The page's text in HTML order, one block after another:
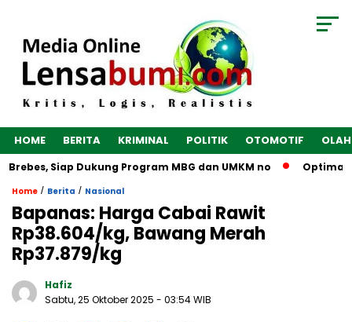
HOME BERITA KRIMINAL POLITIK OTOMOTIF
Siap Dukung Program MBG dan UMKM no Optimalkan
Home / Berita / Nasional
Bapanas: Harga Cabai Rawit
Rp38.604/kg, Bawang Merah
Rp37.879/kg
Hafiz
Sabtu, 25 Oktober 2025 - 03:54 WIB